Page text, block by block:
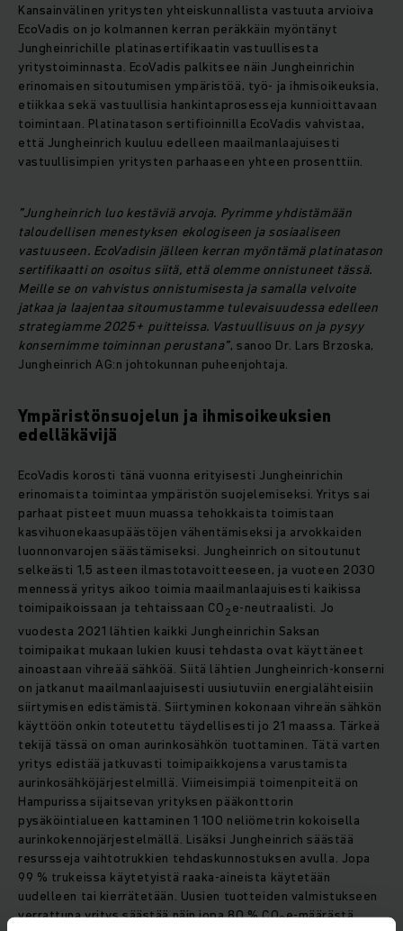
Kansainvälinen yritysten yhteiskunnallista vastuuta arvioiva
EcoVadis on jo kolmannen kerran peräkkäin myöntänyt
Jungheinrichille platinasertifikaatin vastuullisesta
yritystoiminnasta. EcoVadis palkitsee näin Jungheinrichin
erinomaisen sitoutumisen ympäristöä, työ- ja ihmisoikeuksia,
etiikkaa sekä vastuullisia hankintaprosesseja kunnioittavaan
toimintaan. Platinatason sertifioinnilla EcoVadis vahvistaa,
että Jungheinrich kuuluu edelleen maailmanlaajuisesti
vastuullisimpien yritysten parhaaseen yhteen prosenttiin.
”Jungheinrich luo kestäviä arvoja. Pyrimme yhdistämään
taloudellisen menestyksen ekologiseen ja sosiaaliseen
vastuuseen. EcoVadisin jälleen kerran myöntämä platinatason
sertifikaatti on osoitus siitä, että olemme onnistuneet tässä.
Meille se on vahvistus onnistumisesta ja samalla velvoite
jatkaa ja laajentaa sitoumustamme tulevaisuudessa edelleen
strategiamme 2025+ puitteissa. Vastuullisuus on ja pysyy
konsernimme toiminnan perustana”, sanoo Dr. Lars Brzoska,
Jungheinrich AG:n johtokunnan puheenjohtaja.
Ympäristönsuojelun ja ihmisoikeuksien
edelläkävijä
EcoVadis korosti tänä vuonna erityisesti Jungheinrichin
erinomaista toimintaa ympäristön suojelemiseksi. Yritys sai
parhaat pisteet muun muassa tehokkaista toimistaan
kasvihuonekaasupäästöjen vähentämiseksi ja arvokkaiden
luonnonvarojen säästämiseksi. Jungheinrich on sitoutunut
selkeästi 1,5 asteen ilmastotavoitteeseen, ja vuoteen 2030
mennessä yritys aikoo toimia maailmanlaajuisesti kaikissa
toimipaikoissaan ja tehtaissaan CO2e-neutraalisti. Jo
vuodesta 2021 lähtien kaikki Jungheinrichin Saksan
toimipaikat mukaan lukien kuusi tehdasta ovat käyttäneet
ainoastaan vihreää sähköä. Siitä lähtien Jungheinrich-konserni
on jatkanut maailmanlaajuisesti uusiutuviin energialähteisiin
siirtymisen edistämistä. Siirtyminen kokonaan vihreän sähkön
käyttöön onkin toteutettu täydellisesti jo 21 maassa. Tärkeä
tekijä tässä on oman aurinkosähkön tuottaminen. Tätä varten
yritys edistää jatkuvasti toimipaikkojensa varustamista
aurinkosähköjärjestelmillä. Viimeisimpiä toimenpiteitä on
Hampurissa sijaitsevan yrityksen pääkonttorin
pysäköintialueen kattaminen 1 100 neliömetrin kokoisella
aurinkokennojärjestelmällä. Lisäksi Jungheinrich säästää
resursseja vaihtotrukkien tehdaskunnostuksen avulla. Jopa
99 % trukeissa käytetyistä raaka-aineista käytetään
uudelleen tai kierrätetään. Uusien tuotteiden valmistukseen
verrattuna yritys säästää näin jopa 80 % CO2e-määrästä.